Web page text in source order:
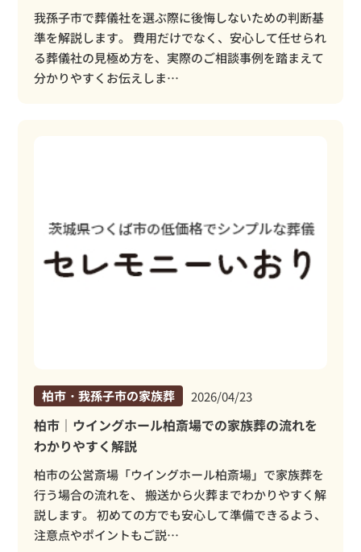
我孫子市で葬儀社を選ぶ際に後悔しないための判断基
準を解説します。 費用だけでなく、安心して任せられ
る葬儀社の見極め方を、実際のご相談事例を踏まえて
分かりやすくお伝えしま…
柏市・我孫子市の家族葬 2026/04/23
柏市｜ウイングホール柏斎場での家族葬の流れを
わかりやすく解説
柏市の公営斎場「ウイングホール柏斎場」で家族葬を
行う場合の流れを、 搬送から火葬までわかりやすく解
説します。 初めての方でも安心して準備できるよう、
注意点やポイントもご説…